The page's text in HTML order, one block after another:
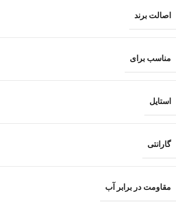
اصالت برند
مناسب برای
استایل
گارانتی
مقاومت در برابر آب